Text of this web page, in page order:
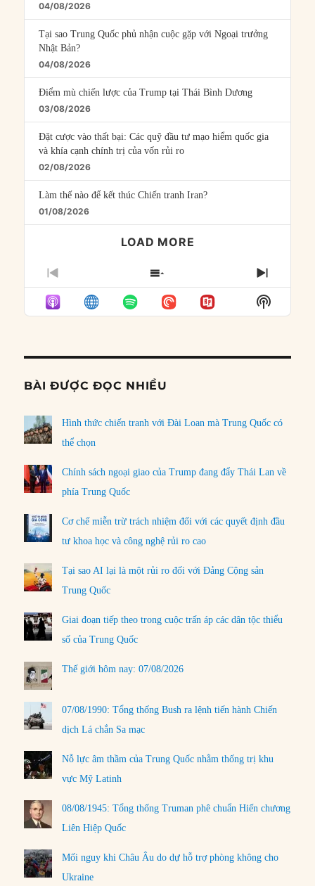
04/08/2026
Tại sao Trung Quốc phủ nhận cuộc gặp với Ngoại trưởng
Nhật Bản?
04/08/2026
Điểm mù chiến lược của Trump tại Thái Bình Dương
03/08/2026
Đặt cược vào thất bại: Các quỹ đầu tư mạo hiểm quốc gia
và khía cạnh chính trị của vốn rủi ro
02/08/2026
Làm thế nào để kết thúc Chiến tranh Iran?
01/08/2026
LOAD MORE
PREVIOUS
EPISODE
SHOW
EPISODES
LIST
NEXT
Show
Podcast
BÀI ĐƯỢC ĐỌC NHIỀU
Hình thức chiến tranh với Đài Loan mà Trung Quốc có
thể chọn
Chính sách ngoại giao của Trump đang đẩy Thái Lan về
phía Trung Quốc
Cơ chế miễn trừ trách nhiệm đối với các quyết định đầu
tư khoa học và công nghệ rủi ro cao
Tại sao AI lại là một rủi ro đối với Đảng Cộng sản
Trung Quốc
Giai đoạn tiếp theo trong cuộc trấn áp các dân tộc thiểu
số của Trung Quốc
Thế giới hôm nay: 07/08/2026
07/08/1990: Tổng thống Bush ra lệnh tiến hành Chiến
dịch Lá chắn Sa mạc
Nỗ lực âm thầm của Trung Quốc nhằm thống trị khu
vực Mỹ Latinh
08/08/1945: Tổng thống Truman phê chuẩn Hiến chương
Liên Hiệp Quốc
Mối nguy khi Châu Âu do dự hỗ trợ phòng không cho
Ukraine